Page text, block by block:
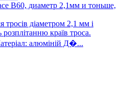
B60, диаметр 2,1мм и тоньше,
тросів діаметром 2,1 мм і
країв троса.
алюміній Д�...